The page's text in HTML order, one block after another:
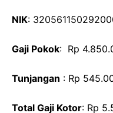
NIK:
Gaji Pokok: Rp
Tunjangan : Rp
Total Gaji Kotor: Rp